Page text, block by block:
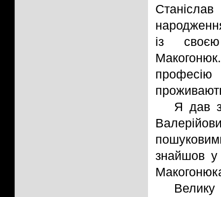
із
Я дав
знайшов у